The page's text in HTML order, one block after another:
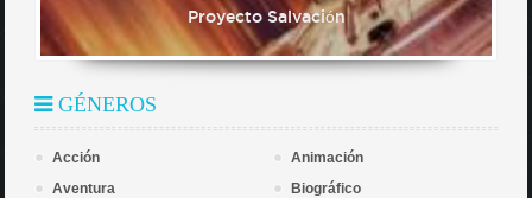
Proyecto Salvación
GÉNEROS
Acción
Animación
Aventura
Biográfico